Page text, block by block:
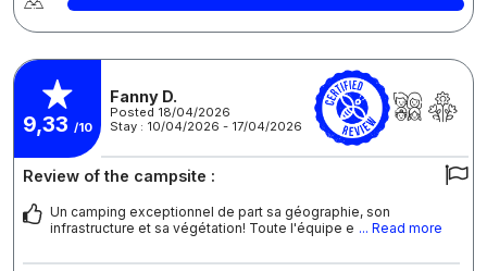
9,33 /10
Fanny D.
Posted 18/04/2026
Stay : 10/04/2026 - 17/04/2026
Review of the campsite :
Un camping exceptionnel de part sa géographie, son
infrastructure et sa végétation! Toute l'équipe e ... Read more